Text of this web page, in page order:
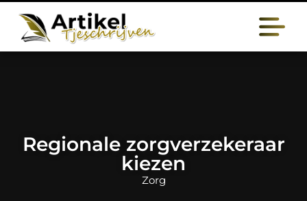
Regionale zorgverzekeraar
kiezen
Zorg